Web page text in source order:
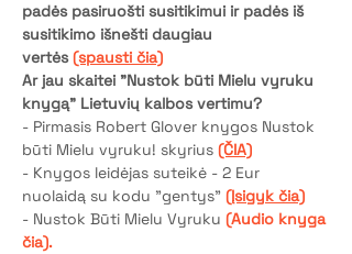
padės pasiruošti susitikimui ir padės iš
susitikimo išnešti daugiau
vertės (spausti čia)
Ar jau skaitei "Nustok būti Mielu vyruku
knygą" Lietuvių kalbos vertimu?
- Pirmasis Robert Glover knygos Nustok
būti Mielu vyruku! skyrius (ČIA)
- Knygos leidėjas suteikė - 2 Eur
nuolaidą su kodu "gentys" (Įsigyk čia)
- Nustok Būti Mielu Vyruku (Audio knyga
čia).